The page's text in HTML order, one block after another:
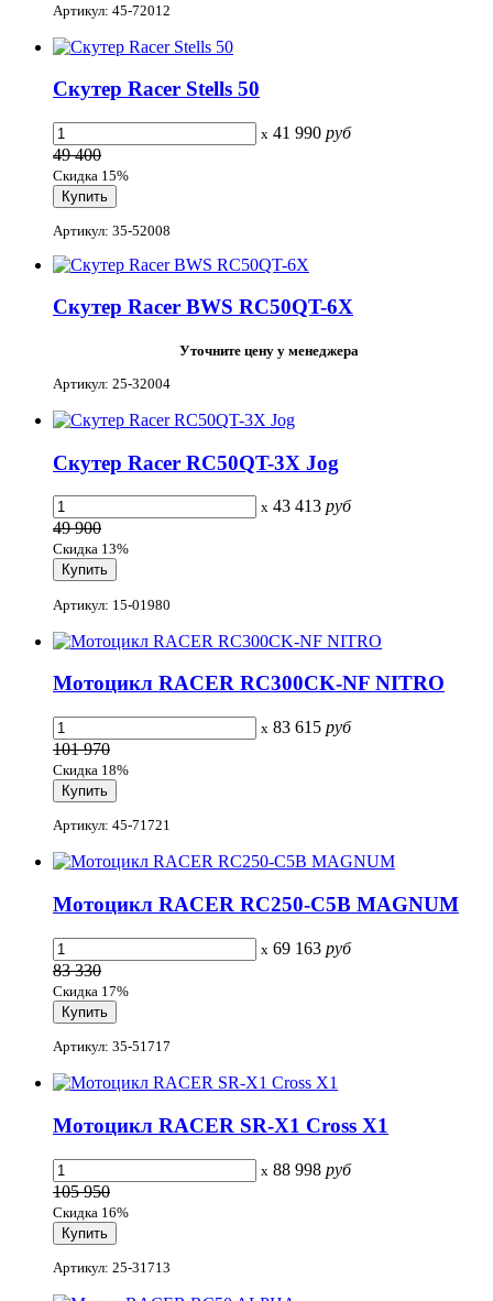
Артикул: 45-72012
Скутер Racer Stells 50
x 41 990 руб
49 400
Скидка 15%
Артикул: 35-52008
Скутер Racer BWS RC50QT-6X
Уточните цену у менеджера
Артикул: 25-32004
Скутер Racer RC50QT-3X Jog
x 43 413 руб
49 900
Скидка 13%
Артикул: 15-01980
Мотоцикл RACER RC300CK-NF NITRO
x 83 615 руб
101 970
Скидка 18%
Артикул: 45-71721
Мотоцикл RACER RC250-C5B MAGNUM
x 69 163 руб
83 330
Скидка 17%
Артикул: 35-51717
Мотоцикл RACER SR-X1 Cross X1
x 88 998 руб
105 950
Скидка 16%
Артикул: 25-31713